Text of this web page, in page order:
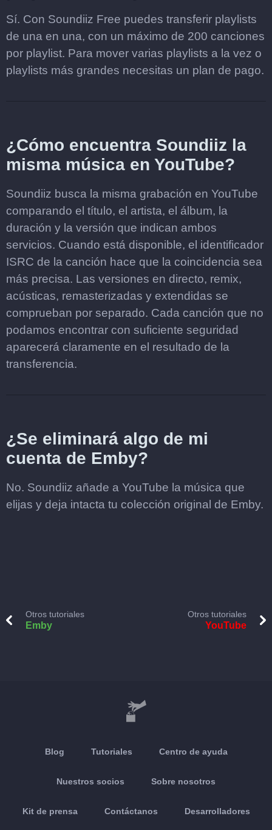
Sí. Con Soundiiz Free puedes transferir playlists
de una en una, con un máximo de 200 canciones
por playlist. Para mover varias playlists a la vez o
playlists más grandes necesitas un plan de pago.
¿Cómo encuentra Soundiiz la
misma música en YouTube?
Soundiiz busca la misma grabación en YouTube
comparando el título, el artista, el álbum, la
duración y la versión que indican ambos
servicios. Cuando está disponible, el identificador
ISRC de la canción hace que la coincidencia sea
más precisa. Las versiones en directo, remix,
acústicas, remasterizadas y extendidas se
comprueban por separado. Cada canción que no
podamos encontrar con suficiente seguridad
aparecerá claramente en el resultado de la
transferencia.
¿Se eliminará algo de mi
cuenta de Emby?
No. Soundiiz añade a YouTube la música que
elijas y deja intacta tu colección original de Emby.
Otros tutoriales
Emby
Otros tutoriales
YouTube
Blog Tutoriales Centro de ayuda
Nuestros socios Sobre nosotros
Kit de prensa Contáctanos Desarrolladores